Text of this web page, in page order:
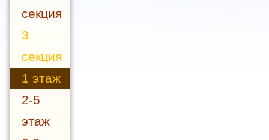
секция
3
секция
1 этаж
2-5
этаж